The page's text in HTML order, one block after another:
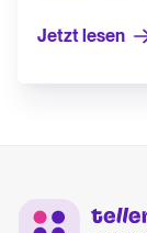
Jetzt lesen